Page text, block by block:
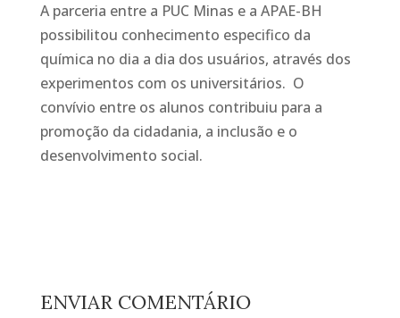
A parceria entre a PUC Minas e a APAE-BH
possibilitou conhecimento especifico da
química no dia a dia dos usuários, através dos
experimentos com os universitários. O
convívio entre os alunos contribuiu para a
promoção da cidadania, a inclusão e o
desenvolvimento social.
ENVIAR COMENTÁRIO